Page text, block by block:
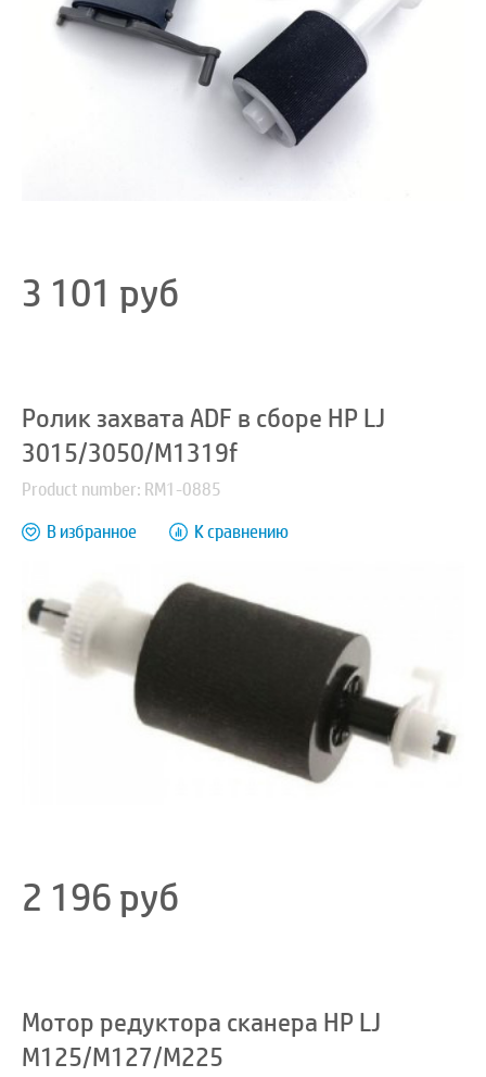
3 101 руб
Ролик захвата ADF в сборе HP LJ
3015/3050/M1319f
Product number: RM1-0885
В избранное
К сравнению
2 196руб
Мотор редуктора сканера HP LJ
M125/M127/M225